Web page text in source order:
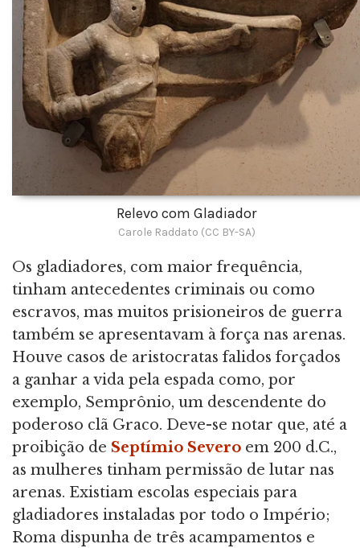
Relevo com Gladiador
Carole Raddato (CC BY-SA)
Os gladiadores, com maior frequência,
tinham antecedentes criminais ou como
escravos, mas muitos prisioneiros de guerra
também se apresentavam à força nas arenas.
Houve casos de aristocratas falidos forçados
a ganhar a vida pela espada como, por
exemplo, Semprônio, um descendente do
poderoso clã Graco. Deve-se notar que, até a
proibição de Septímio Severo em 200 d.C.,
as mulheres tinham permissão de lutar nas
arenas. Existiam escolas especiais para
gladiadores instaladas por todo o Império;
Roma dispunha de três acampamentos e